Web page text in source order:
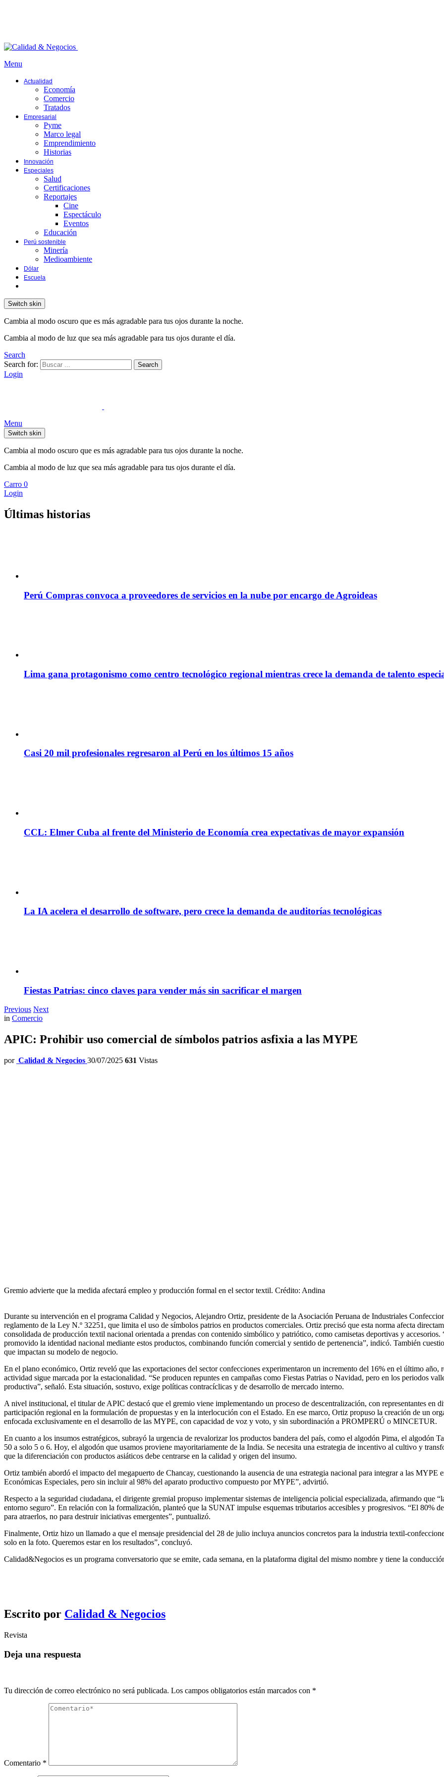
Menu
Actualidad
Economía
Comercio
Tratados
Empresarial
Pyme
Marco legal
Emprendimiento
Historias
Innovación
Especiales
Salud
Certificaciones
Reportajes
Cine
Espectáculo
Eventos
Educación
Perú sostenible
Minería
Medioambiente
Dólar
Escuela
Switch skin
Cambia al modo oscuro que es más agradable para tus ojos durante la noche.
Cambia al modo de luz que sea más agradable para tus ojos durante el día.
Search
Search for:
Search
Login
Menu
Switch skin
Cambia al modo oscuro que es más agradable para tus ojos durante la noche.
Cambia al modo de luz que sea más agradable para tus ojos durante el día.
Carro 0
Login
Últimas historias
Perú Compras convoca a proveedores de servicios en la nube por encargo de Agroideas
Lima gana protagonismo como centro tecnológico regional mientras crece la demanda de talento
Casi 20 mil profesionales regresaron al Perú en los últimos 15 años
CCL: Elmer Cuba al frente del Ministerio de Economía crea expectativas de mayor expansión
La IA acelera el desarrollo de software, pero crece la demanda de auditorías tecnológicas
Fiestas Patrias: cinco claves para vender más sin sacrificar el margen
Previous Next
in Comercio
APIC: Prohibir uso comercial de símbolos patrios asfixia a las MYPE
por Calidad & Negocios 30/07/2025 631 Vistas
Gremio advierte que la medida afectará empleo y producción formal en el sector textil. Crédito: Andina
Durante su intervención en el programa Calidad y Negocios, Alejandro Ortiz, presidente de la Asociación Peruana de Industriales
reglamento de la Ley N.º 32251, que limita el uso de símbolos patrios en productos comerciales. Ortiz precisó que esta norma afecta
consolidada de producción textil nacional orientada a prendas con contenido simbólico y patriótico, como camisetas deportivas y
promovido la identidad nacional mediante estos productos, combinando función comercial y sentido de pertenencia”, indicó. También
que impactan su modelo de negocio.
En el plano económico, Ortiz reveló que las exportaciones del sector confecciones experimentaron un incremento del 16% en el último
actividad sigue marcada por la estacionalidad. “Se producen repuntes en campañas como Fiestas Patrias o Navidad, pero en los periodos
productiva”, señaló. Esta situación, sostuvo, exige políticas contracíclicas y de desarrollo de mercado interno.
A nivel institucional, el titular de APIC destacó que el gremio viene implementando un proceso de descentralización, con representantes en
participación regional en la formulación de propuestas y en la interlocución con el Estado. En ese marco, Ortiz propuso la creación de un
enfocada exclusivamente en el desarrollo de las MYPE, con capacidad de voz y voto, y sin subordinación a PROMPERÚ o MINCETUR.
En cuanto a los insumos estratégicos, subrayó la urgencia de revalorizar los productos bandera del país, como el algodón Pima, el algodón
50 a solo 5 o 6. Hoy, el algodón que usamos proviene mayoritariamente de la India. Se necesita una estrategia de incentivo al cultivo y
que la diferenciación con productos asiáticos debe centrarse en la calidad y origen del insumo.
Ortiz también abordó el impacto del megapuerto de Chancay, cuestionando la ausencia de una estrategia nacional para integrar a las MYPE
Económicas Especiales, pero sin incluir al 98% del aparato productivo compuesto por MYPE”, advirtió.
Respecto a la seguridad ciudadana, el dirigente gremial propuso implementar sistemas de inteligencia policial especializada, afirmando que
entorno seguro”. En relación con la formalización, planteó que la SUNAT impulse esquemas tributarios accesibles y progresivos. “El 80%
para atraerlos, no para destruir iniciativas emergentes”, puntualizó.
Finalmente, Ortiz hizo un llamado a que el mensaje presidencial del 28 de julio incluya anuncios concretos para la industria textil-
solo en la foto. Queremos estar en los resultados”, concluyó.
Calidad&Negocios es un programa conversatorio que se emite, cada semana, en la plataforma digital del mismo nombre y tiene la
Escrito por Calidad & Negocios
Revista
Deja una respuesta
Tu dirección de correo electrónico no será publicada. Los campos obligatorios están marcados con *
Comentario *